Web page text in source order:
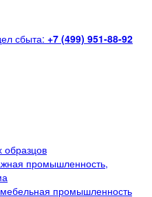
сбыта: +7 (499) 951-88-92
образцов
промышленность,
промышленность